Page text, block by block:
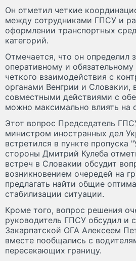
Он отметил четкие
между сотрудниками ГПСУ и
оформлении транспортных
категорий.
Отмечается, что он определил
оперативному и
четкого взаимодействия с
органами Венгрии и Словакии,
совместными действиями с
можно максимально влиять на
Этот вопрос Председатель
министром иностранных дел
встретился в пункте пропуска
стороны Дмитрий Кулеба
встреч в Словакии обсудит
возникновением очередей на
предлагать найти общие
стабилизации ситуации.
Кроме того, вопрос решения
руководитель ГПСУ обсудил и
Закарпатской ОГА Алексеем
вместе пообщались с
пересекающих границу.